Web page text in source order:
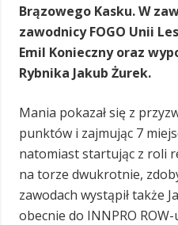
Brązowego Kasku. W
zawodnicy FOGO Unii
Emil Konieczny oraz
Rybnika Jakub Żurek.
Mania pokazał się z
punktów i zajmując 7
natomiast startując z roli
na torze dwukrotnie,
zawodach wystąpił także
obecnie do INNPRO